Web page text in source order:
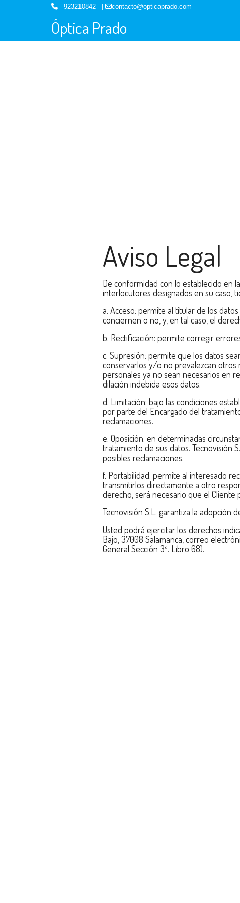
923210842 | contacto@opticaprado.com
Óptica Prado
Aviso Legal
De conformidad con lo establecido en
interlocutores designados en su caso,
a. Acceso: permite al titular de los
conciernen o no, y, en tal caso, el
b. Rectificación: permite corregir
c. Supresión: permite que los datos
conservarlos y/o no prevalezcan otros
personales ya no sean necesarios en
dilación indebida esos datos.
d. Limitación: bajo las condiciones
por parte del Encargado del
reclamaciones.
e. Oposición: en determinadas
tratamiento de sus datos. Tecnovisión
posibles reclamaciones.
f. Portabilidad: permite al interesado
transmitirlos directamente a otro
derecho, será necesario que el
Tecnovisión S.L. garantiza la adopción
Usted podrá ejercitar los derechos
Bajo, 37008 Salamanca, correo
General Sección 3ª. Libro 68).